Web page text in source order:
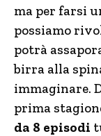
ma per farsi
possiamo
potrà
birra alla
immaginare.
prima
da 8 episodi